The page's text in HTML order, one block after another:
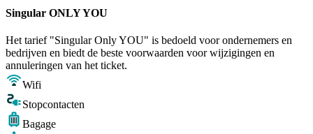
Singular ONLY YOU
Het tarief "Singular Only YOU" is bedoeld voor ondernemers en
bedrijven en biedt de beste voorwaarden voor wijzigingen en
annuleringen van het ticket.
Wifi
Stopcontacten
Bagage